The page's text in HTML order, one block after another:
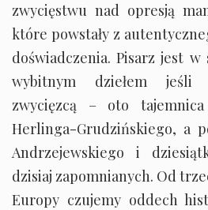
zwycięstwu nad opresją
które powstały z
doświadczenia. Pisarz jest
wybitnym dziełem jeśli
zwycięzcą – oto
Herlinga-Grudzińskiego, a
Andrzejewskiego i
dzisiaj zapomnianych. Od
Europy czujemy oddech